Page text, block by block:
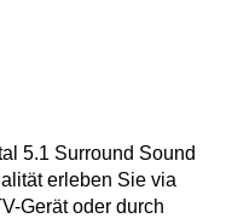
5.1 Surround Sound
erleben Sie via
Gerät oder durch